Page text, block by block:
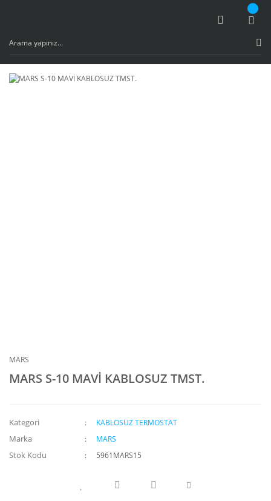
MARS
MARS S-10 MAVİ KABLOSUZ TMST.
Kategori KABLOSUZ TERMOSTAT
Marka MARS
Stok Kodu 5961MARS15